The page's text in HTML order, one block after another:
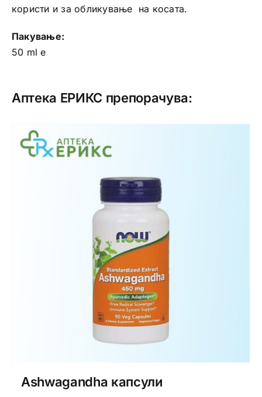
користи и за обликување на косата.
Пакување:
50 ml е
Аптека ЕРИКС препорачува:
Ashwagandha капсули